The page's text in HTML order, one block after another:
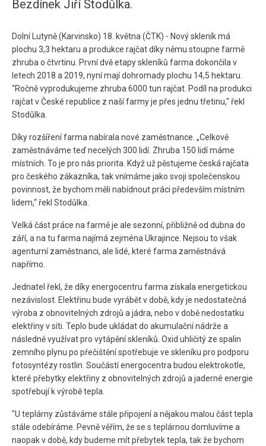
Bezdínek Jiří Stodůlka.
Dolní Lutyně (Karvinsko) 18. května (ČTK) - Nový skleník má
plochu 3,3 hektaru a produkce rajčat díky němu stoupne farmě
zhruba o čtvrtinu. První dvě etapy skleníků farma dokončila v
letech 2018 a 2019, nyní mají dohromady plochu 14,5 hektaru.
"Ročně vyprodukujeme zhruba 6000 tun rajčat. Podíl na produkci
rajčat v České republice z naší farmy je přes jednu třetinu," řekl
Stodůlka.
Díky rozšíření farma nabírala nové zaměstnance. „Celkově
zaměstnáváme teď necelých 300 lidí. Zhruba 150 lidí máme
místních. To je pro nás priorita. Když už pěstujeme česká rajčata
pro českého zákazníka, tak vnímáme jako svoji společenskou
povinnost, že bychom měli nabídnout práci především místním
lidem,“ řekl Stodůlka.
Velká část práce na farmě je ale sezonní, přibližně od dubna do
září, a na tu farma najímá zejména Ukrajince. Nejsou to však
agenturní zaměstnanci, ale lidé, které farma zaměstnává
napřímo.
Jednatel řekl, že díky energocentru farma získala energetickou
nezávislost. Elektřinu bude vyrábět v době, kdy je nedostatečná
výroba z obnovitelných zdrojů a jádra, nebo v době nedostatku
elektřiny v síti. Teplo bude ukládat do akumulační nádrže a
následně využívat pro vytápění skleníků. Oxid uhličitý ze spalin
zemního plynu po přečištění spotřebuje ve skleníku pro podporu
fotosyntézy rostlin. Součástí energocentra budou elektrokotle,
které přebytky elektřiny z obnovitelných zdrojů a jaderné energie
spotřebují k výrobě tepla.
"U teplárny zůstáváme stále připojení a nějakou malou část tepla
stále odebíráme. Pevně věřím, že se s teplárnou domluvíme a
naopak v době, kdy budeme mít přebytek tepla, tak že bychom